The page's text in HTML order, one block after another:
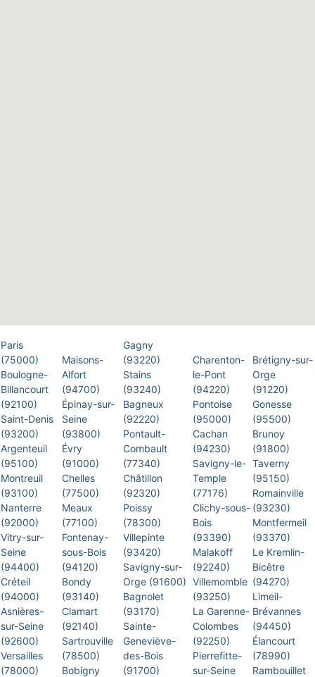
Paris
(75000)
Boulogne-
Billancourt
(92100)
Saint-Denis
(93200)
Argenteuil
(95100)
Montreuil
(93100)
Nanterre
(92000)
Vitry-sur-
Seine
(94400)
Créteil
(94000)
Asnières-
sur-Seine
(92600)
Versailles
(78000)
Maisons-
Alfort
(94700)
Épinay-sur-
Seine
(93800)
Évry
(91000)
Chelles
(77500)
Meaux
(77100)
Fontenay-
sous-Bois
(94120)
Bondy
(93140)
Clamart
(92140)
Sartrouville
(78500)
Bobigny
Gagny
(93220)
Stains
(93240)
Bagneux
(92220)
Pontault-
Combault
(77340)
Châtillon
(92320)
Poissy
(78300)
Villepinte
(93420)
Savigny-sur-
Orge (91600)
Bagnolet
(93170)
Sainte-
Geneviève-
des-Bois
(91700)
Charenton-
le-Pont
(94220)
Pontoise
(95000)
Cachan
(94230)
Savigny-le-
Temple
(77176)
Clichy-sous-
Bois
(93390)
Malakoff
(92240)
Villemomble
(93250)
La Garenne-
Colombes
(92250)
Pierrefitte-
sur-Seine
Brétigny-sur-
Orge
(91220)
Gonesse
(95500)
Brunoy
(91800)
Taverny
(95150)
Romainville
(93230)
Montfermeil
(93370)
Le Kremlin-
Bicêtre
(94270)
Limeil-
Brévannes
(94450)
Élancourt
(78990)
Rambouillet